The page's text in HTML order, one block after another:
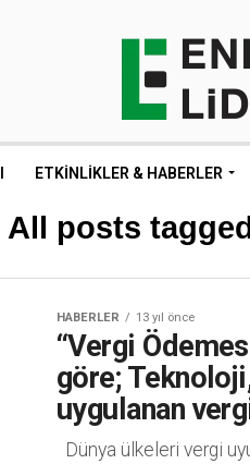
ETKINLIKLER & HABERLER
All posts
HABERLER 13 yıl önce
“Vergi
göre;
uygulanan
Dünya ülkeleri vergi